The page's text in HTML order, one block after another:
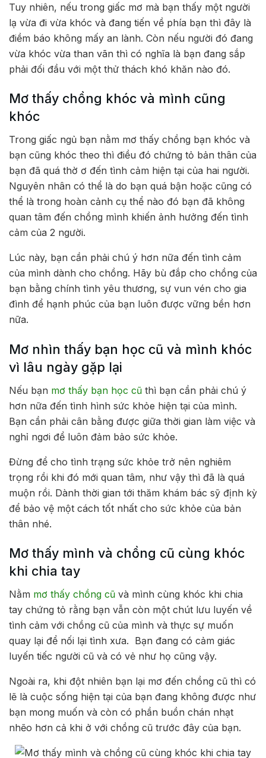
Tuy nhiên, nếu trong giấc mơ mà bạn thấy một người
lạ vừa đi vừa khóc và đang tiến về phía bạn thì đây là
điềm báo không mấy an lành. Còn nếu người đó đang
vừa khóc vừa than vãn thì có nghĩa là bạn đang sắp
phải đối đầu với một thử thách khó khăn nào đó.
Mơ thấy chồng khóc và mình cũng
khóc
Trong giấc ngủ bạn nằm mơ thấy chồng bạn khóc và
bạn cũng khóc theo thì điều đó chứng tỏ bản thân của
bạn đã quá thờ ơ đến tình cảm hiện tại của hai người.
Nguyên nhân có thể là do bạn quá bận hoặc cũng có
thể là trong hoàn cảnh cụ thể nào đó bạn đã không
quan tâm đến chồng mình khiến ảnh hưởng đến tình
cảm của 2 người.
Lúc này, bạn cần phải chú ý hơn nữa đến tình cảm
của mình dành cho chồng. Hãy bù đắp cho chồng của
bạn bằng chính tình yêu thương, sự vun vén cho gia
đình để hạnh phúc của bạn luôn được vững bền hơn
nữa.
Mơ nhìn thấy bạn học cũ và mình khóc
vì lâu ngày gặp lại
Nếu bạn mơ thấy bạn học cũ thì bạn cần phải chú ý
hơn nữa đến tình hình sức khỏe hiện tại của mình.
Bạn cần phải cân bằng được giữa thời gian làm việc và
nghỉ ngơi để luôn đảm bảo sức khỏe.
Đừng để cho tình trạng sức khỏe trở nên nghiêm
trọng rồi khi đó mới quan tâm, như vậy thì đã là quá
muộn rồi. Dành thời gian tới thăm khám bác sỹ định kỳ
để bảo vệ một cách tốt nhất cho sức khỏe của bản
thân nhé.
Mơ thấy mình và chồng cũ cùng khóc
khi chia tay
Nằm mơ thấy chồng cũ và mình cùng khóc khi chia
tay chứng tỏ rằng bạn vẫn còn một chút lưu luyến về
tình cảm với chồng cũ của mình và thực sự muốn
quay lại để nối lại tình xưa. Bạn đang có cảm giác
luyến tiếc người cũ và có vẻ như họ cũng vậy.
Ngoài ra, khi đột nhiên bạn lại mơ đến chồng cũ thì có
lẽ là cuộc sống hiện tại của bạn đang không được như
bạn mong muốn và còn có phần buồn chán nhạt
nhẽo hơn cả khi ở với chồng cũ trước đây của bạn.